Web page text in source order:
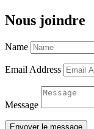
Nous joindre
Name
Email Address
Message
Envoyer le message